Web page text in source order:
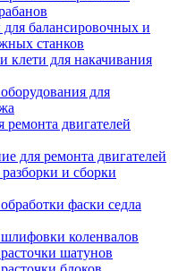
для балансировочных и
станков
клети для накачивания
для
ремонта двигателей
для ремонта двигателей
и сборки
фаски седла
коленвалов
шатунов